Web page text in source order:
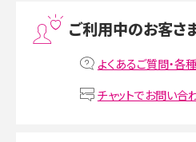
プリペイドSIMとは？種類やメリット・デメリ
VPN接続とは？仕組みや必要性、メリット・
ご利用中のお客さ
よくあるご質問・各
チャットでお問い合